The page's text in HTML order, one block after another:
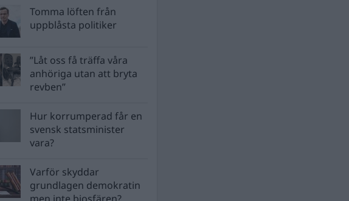
Tomma löften från
uppblåsta politiker
”Låt oss få träffa våra
anhöriga utan att bryta
revben”
Hur korrumperad får en
svensk statsminister
vara?
Varför skyddar
grundlagen demokratin